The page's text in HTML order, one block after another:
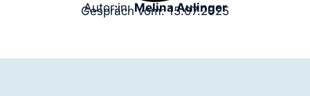
Autor:in:Melina Aulinger
Gespräch vom: 15.07.2025